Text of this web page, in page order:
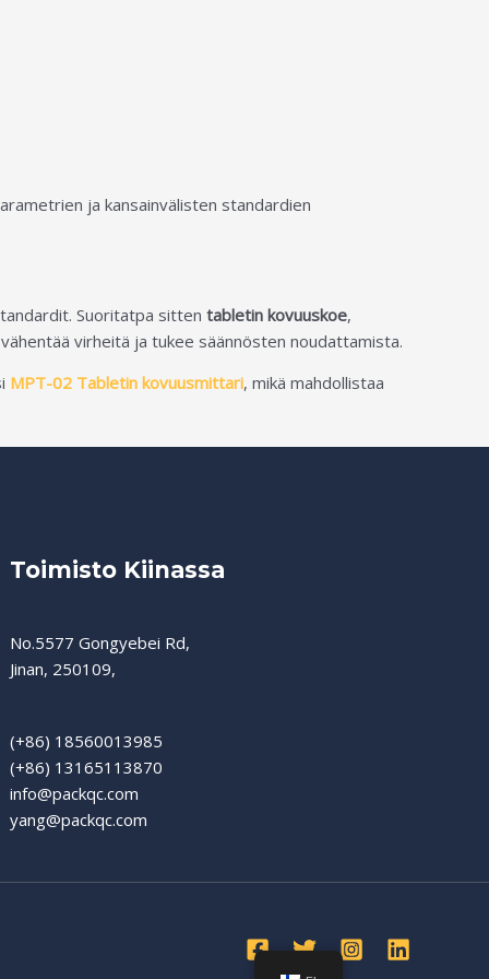
ja kansainvälisten standardien
Suoritatpa sitten tabletin kovuuskoe,
virheitä ja tukee säännösten noudattamista.
MPT-02 Tabletin kovuusmittari, mikä mahdollistaa
Toimisto Kiinassa
No.5577 Gongyebei Rd,
Jinan, 250109,
(+86) 18560013985
(+86) 13165113870
info@packqc.com
yang@packqc.com